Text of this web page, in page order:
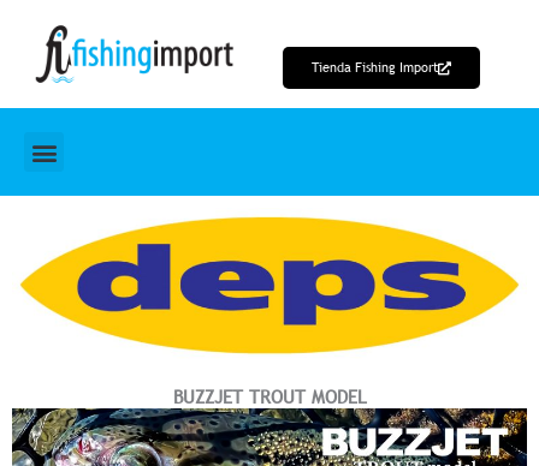
contenido
Tienda Fishing Import
BUZZJET TROUT MODEL